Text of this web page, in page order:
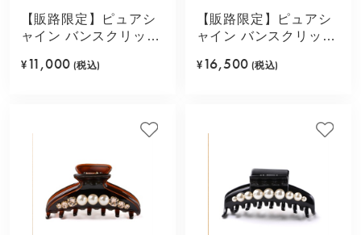
【販路限定】ピュアシ
ャイン バンスクリップ
¥ 11,000 (税込)
【販路限定】ピュアシ
ャイン バンスクリップ
¥ 16,500 (税込)